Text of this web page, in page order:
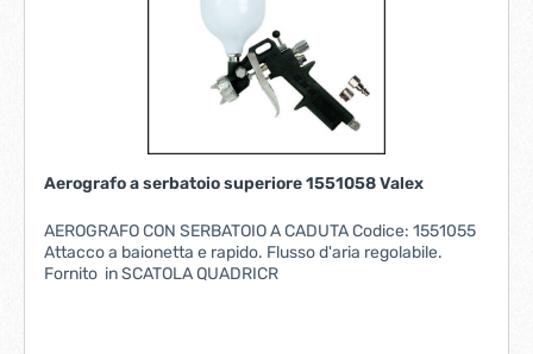
Aerografo a serbatoio superiore 1551058 Valex
AEROGRAFO CON SERBATOIO A CADUTA Codice: 1551055
Attacco a baionetta e rapido. Flusso d'aria regolabile.
Fornito in SCATOLA QUADRICR